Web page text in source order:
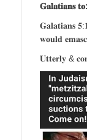
𝐆𝐚𝐥𝐚𝐭𝐢𝐚𝐧𝐬 𝐭𝐨:
𝐆𝐚𝐥𝐚𝐭𝐢𝐚𝐧𝐬
𝐰𝐨𝐮𝐥𝐝
𝐔𝐭𝐭𝐞𝐫𝐥𝐲 &